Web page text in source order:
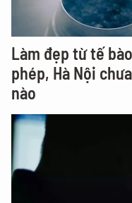
Làm đẹp từ tế
phép, Hà Nội
nào